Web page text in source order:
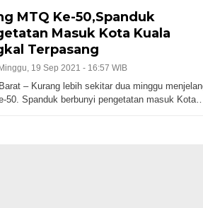
MTQ Ke-50,Spanduk
Masuk Kota Kuala
Terpasang
Minggu, 19 Sep 2021 - 16:57 WIB
– Kurang lebih sekitar dua minggu
50. Spanduk berbunyi pengetatan masuk